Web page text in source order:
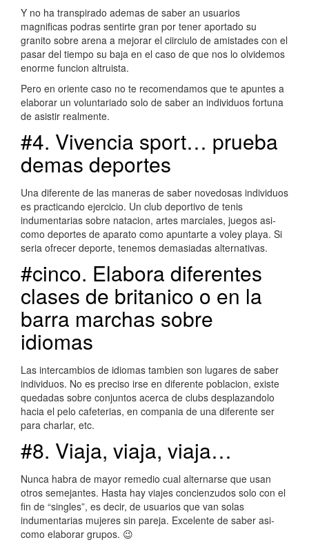
Y no ha transpirado ademas de saber an usuarios
magnificas podras sentirte gran por tener aportado su
granito sobre arena a mejorar el ci­irciulo de amistades con el
pasar del tiempo su baja en el caso de que nos lo olvidemos
enorme funcion altruista.
Pero en oriente caso no te recomendamos que te apuntes a
elaborar un voluntariado solo de saber an individuos fortuna
de asistir realmente.
#4. Vivencia sport… prueba
demas deportes
Una diferente de las maneras de saber novedosas individuos
es practicando ejercicio. Un club deportivo de tenis
indumentarias sobre natacion, artes marciales, juegos asi­
como deportes de aparato como apuntarte a voley playa. Si
seri­a ofrecer deporte, tenemos demasiadas alternativas.
#cinco. Elabora diferentes
clases de britanico o en la
barra marchas sobre
idiomas
Las intercambios de idiomas tambien son lugares de saber
individuos. No es preciso irse en diferente poblacion, existe
quedadas sobre conjuntos acerca de clubs desplazandolo
hacia el pelo cafeterias, en compania de una diferente ser
para charlar, etc.
#8. Viaja, viaja, viaja…
Nunca habra de mayor remedio cual alternarse que usan
otros semejantes. Hasta hay viajes concienzudos solo con el
fin de “singles”, es decir, de usuarios que van solas
indumentarias mujeres sin pareja. Excelente de saber asi­
como elaborar grupos. 😉